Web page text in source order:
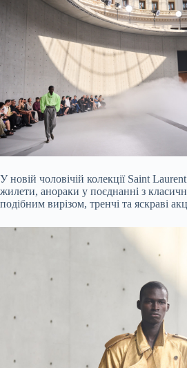
У новій чоловічій колекції Saint
жилети, анораки у поєднанні з
подібним вирізом, тренчі та яскраві